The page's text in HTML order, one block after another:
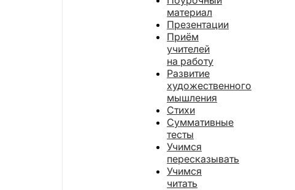
материал
Презентации
Приём
учителей
на работу
Развитие
художественного
мышления
Стихи
Суммативные
тесты
Учимся
пересказывать
Учимся
читать